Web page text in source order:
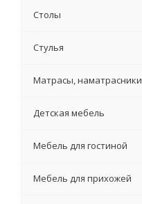
Столы
Стулья
Матрасы, наматрасники
Детская мебель
Мебель для гостиной
Мебель для прихожей